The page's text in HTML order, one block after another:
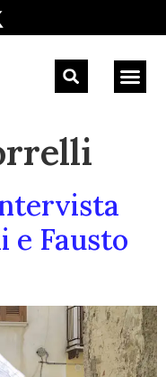
e Fausto